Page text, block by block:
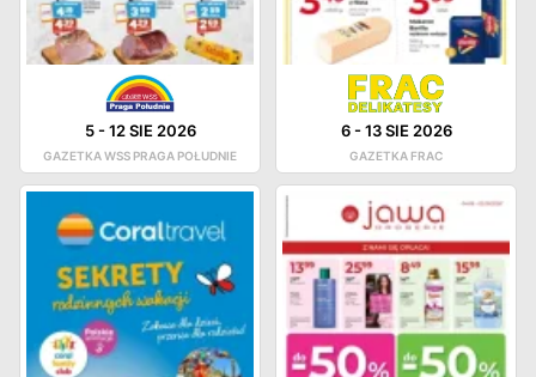
5-12 SIE 2026
GAZETKA WSS PRAGA POŁUDNIE
6-13 SIE 2026
GAZETKA FRAC